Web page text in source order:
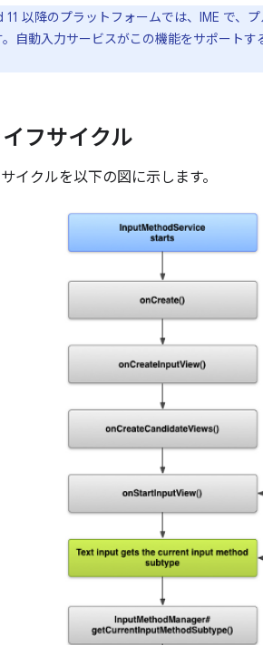
以降のプラットフォームでは、IME で、
自動入力サービスがこの機能をサポートす
フサイクル
イクルを以下の図に示します。